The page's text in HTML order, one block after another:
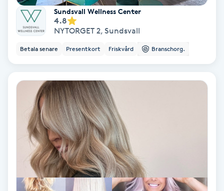
Microshading
Mixfransar
Nagelförlängning
Nagelförlängning akryl
Nagelförlängning gelé
Nagelförlängning glasfiber
Sundsvall Wellness Center
4.8
NYTORGET 2, Sundsvall
Betala senare Presentkort Friskvård Branschorg.